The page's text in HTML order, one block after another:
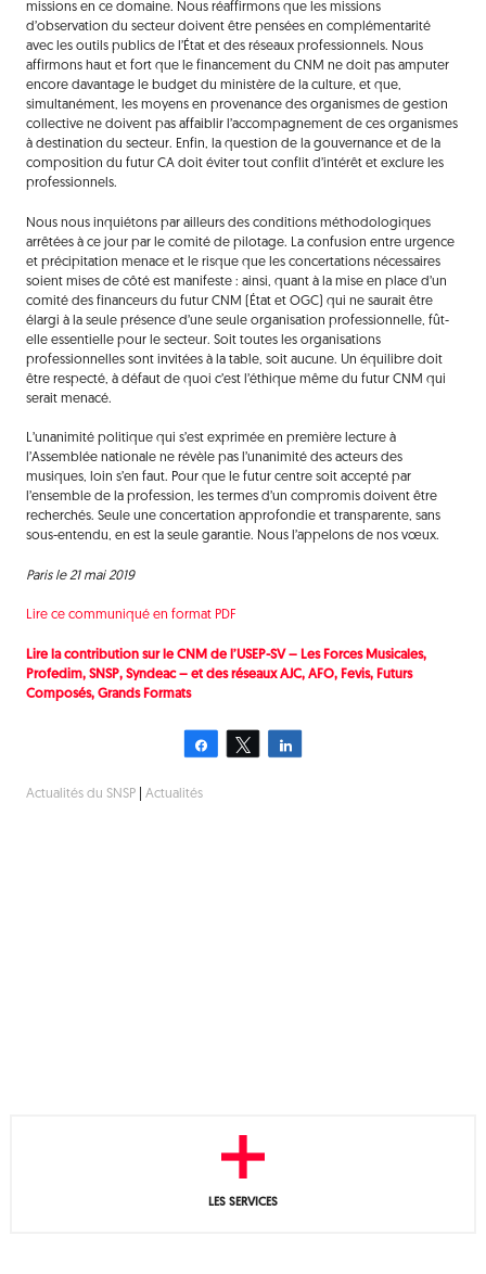
missions en ce domaine. Nous réaffirmons que les missions
d’observation du secteur doivent être pensées en complémentarité
avec les outils publics de l’État et des réseaux professionnels. Nous
affirmons haut et fort que le financement du CNM ne doit pas amputer
encore davantage le budget du ministère de la culture, et que,
simultanément, les moyens en provenance des organismes de gestion
collective ne doivent pas affaiblir l’accompagnement de ces organismes
à destination du secteur. Enfin, la question de la gouvernance et de la
composition du futur CA doit éviter tout conflit d’intérêt et exclure les
professionnels.
Nous nous inquiétons par ailleurs des conditions méthodologiques
arrêtées à ce jour par le comité de pilotage. La confusion entre urgence
et précipitation menace et le risque que les concertations nécessaires
soient mises de côté est manifeste : ainsi, quant à la mise en place d’un
comité des financeurs du futur CNM (État et OGC) qui ne saurait être
élargi à la seule présence d’une seule organisation professionnelle, fût-
elle essentielle pour le secteur. Soit toutes les organisations
professionnelles sont invitées à la table, soit aucune. Un équilibre doit
être respecté, à défaut de quoi c’est l’éthique même du futur CNM qui
serait menacé.
L’unanimité politique qui s’est exprimée en première lecture à
l’Assemblée nationale ne révèle pas l’unanimité des acteurs des
musiques, loin s’en faut. Pour que le futur centre soit accepté par
l’ensemble de la profession, les termes d’un compromis doivent être
recherchés. Seule une concertation approfondie et transparente, sans
sous-entendu, en est la seule garantie. Nous l’appelons de nos vœux.
Paris le 21 mai 2019
Lire ce communiqué en format PDF
Lire la contribution sur le CNM de l’USEP-SV – Les Forces Musicales,
Profedim, SNSP, Syndeac – et des réseaux AJC, AFO, Fevis, Futurs
Composés, Grands Formats
Partagez Tweetez
Actualités du SNSP| Actualités
LES SERVICES